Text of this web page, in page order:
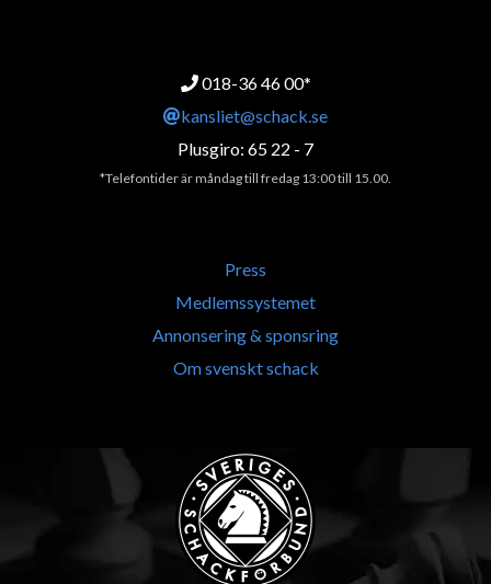
018-36 46 00*
kansliet@schack.se
Plusgiro: 65 22 - 7
*Telefontider är måndag till fredag 13:00 till 15.00.
Press
Medlemssystemet
Annonsering & sponsring
Om svenskt schack